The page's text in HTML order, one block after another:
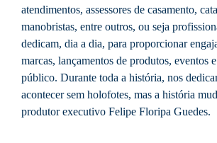
atendimentos, assessores de casamento,
manobristas, entre outros, ou seja
dedicam, dia a dia, para proporcionar
marcas, lançamentos de produtos, eventos
público. Durante toda a história, nos
acontecer sem holofotes, mas a história
produtor executivo Felipe Floripa Guedes.